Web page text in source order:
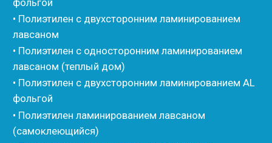
• Стенофлекс Шнур
• Стенофлекс Жгут
• Подложка Пенолин НПЭ
• Подложка Мосфол НПЭ
• Жгут Тилит
• Шнур Тилит
• Бентонитовый шнур
• Стенофлекс для труб